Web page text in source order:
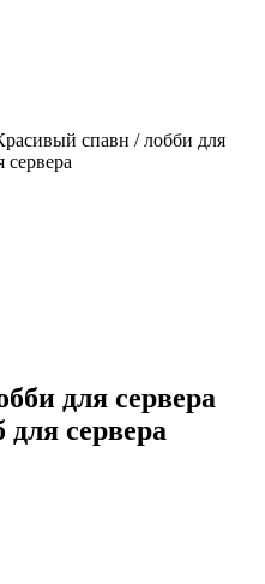
спавн / лобби для
сервера
для сервера
сервера